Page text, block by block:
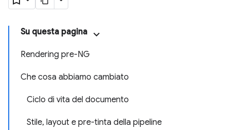
Su questa pagina
Rendering pre-NG
Che cosa abbiamo cambiato
Ciclo di vita del documento
Stile, layout e pre-tinta della pipeline